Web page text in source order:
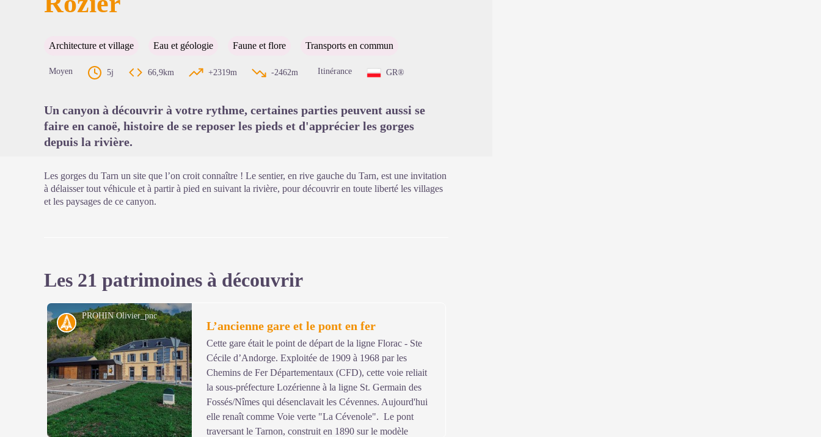
Architecture et village Eau et géologie Faune et flore Transports en commun
Moyen 5j 66,9km +2319m -2462m Itinérance GR®
Un canyon à découvrir à votre rythme, certaines parties peuvent aussi se
faire en canoë, histoire de se reposer les pieds et d'apprécier les gorges
depuis la rivière.
Les gorges du Tarn un site que l’on croit connaître ! Le sentier, en rive gauche du Tarn, est une invitation
à délaisser tout véhicule et à partir à pied en suivant la rivière, pour découvrir en toute liberté les villages
et les paysages de ce canyon.
Les 21 patrimoines à découvrir
PROHIN Olivier_pnc
Histoire L’ancienne gare et le pont en fer
Cette gare était le point de départ de la ligne Florac - Ste
Cécile d’Andorge. Exploitée de 1909 à 1968 par les
Chemins de Fer Départementaux (CFD), cette voie reliait
la sous-préfecture Lozérienne à la ligne St. Germain des
Fossés/Nîmes qui désenclavait les Cévennes. Aujourd'hui
elle renaît comme Voie verte "La Cévenole". Le pont
traversant le Tarnon, construit en 1890 sur le modèle